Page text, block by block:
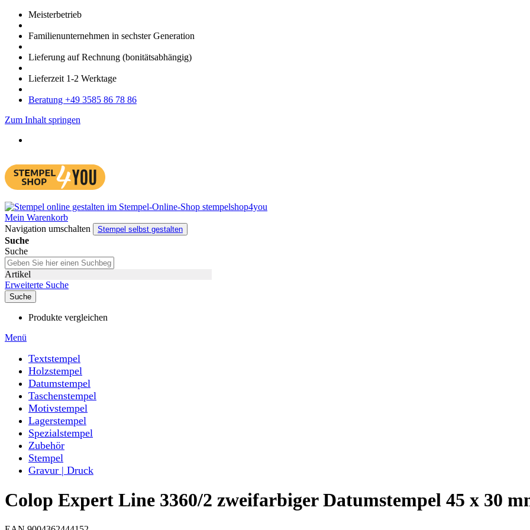
Meister­betrieb
Familien­unter­nehmen in sechster Gene­ration
Lieferung auf Rech­nung (bonitätsabhängig)
Liefer­zeit 1-2 Werk­tage
Bera­tung +49 3585 86 78 86
Zum Inhalt springen
Mein Warenkorb
Navigation umschalten
Stempel selbst gestalten
Suche
Suche
Artikel
Erweiterte Suche
Suche
Produkte vergleichen
Menü
Textstempel
Holzstempel
Datumstempel
Taschenstempel
Motivstempel
Lagerstempel
Spezialstempel
Zubehör
Stempel
Gravur | Druck
Colop Expert Line 3360/2 zweifarbiger Datumstempel 45 x 30